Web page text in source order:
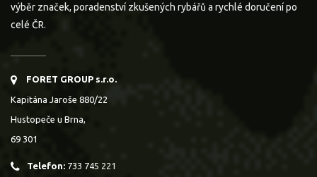
výběr značek, poradenství zkušených rybářů a rychlé doručení po
celé ČR.
FORET GROUP s.r.o.
Kapitána Jaroše 880/22
Hustopeče u Brna,
69 301
Telefon: 733 745 221